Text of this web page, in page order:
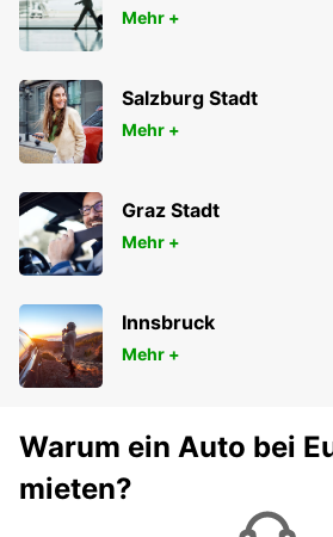
Mehr +
Salzburg Stadt
Mehr +
Graz Stadt
Mehr +
Innsbruck
Mehr +
Warum ein Auto bei
mieten?